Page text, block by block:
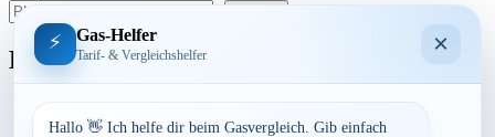
Bundesland
Bayern
⚡ Gas-Helfer
Tarif- & Vergleichshelfer ×
Hallo 👋 Ich helfe dir beim Gasvergleich. Gib einfach